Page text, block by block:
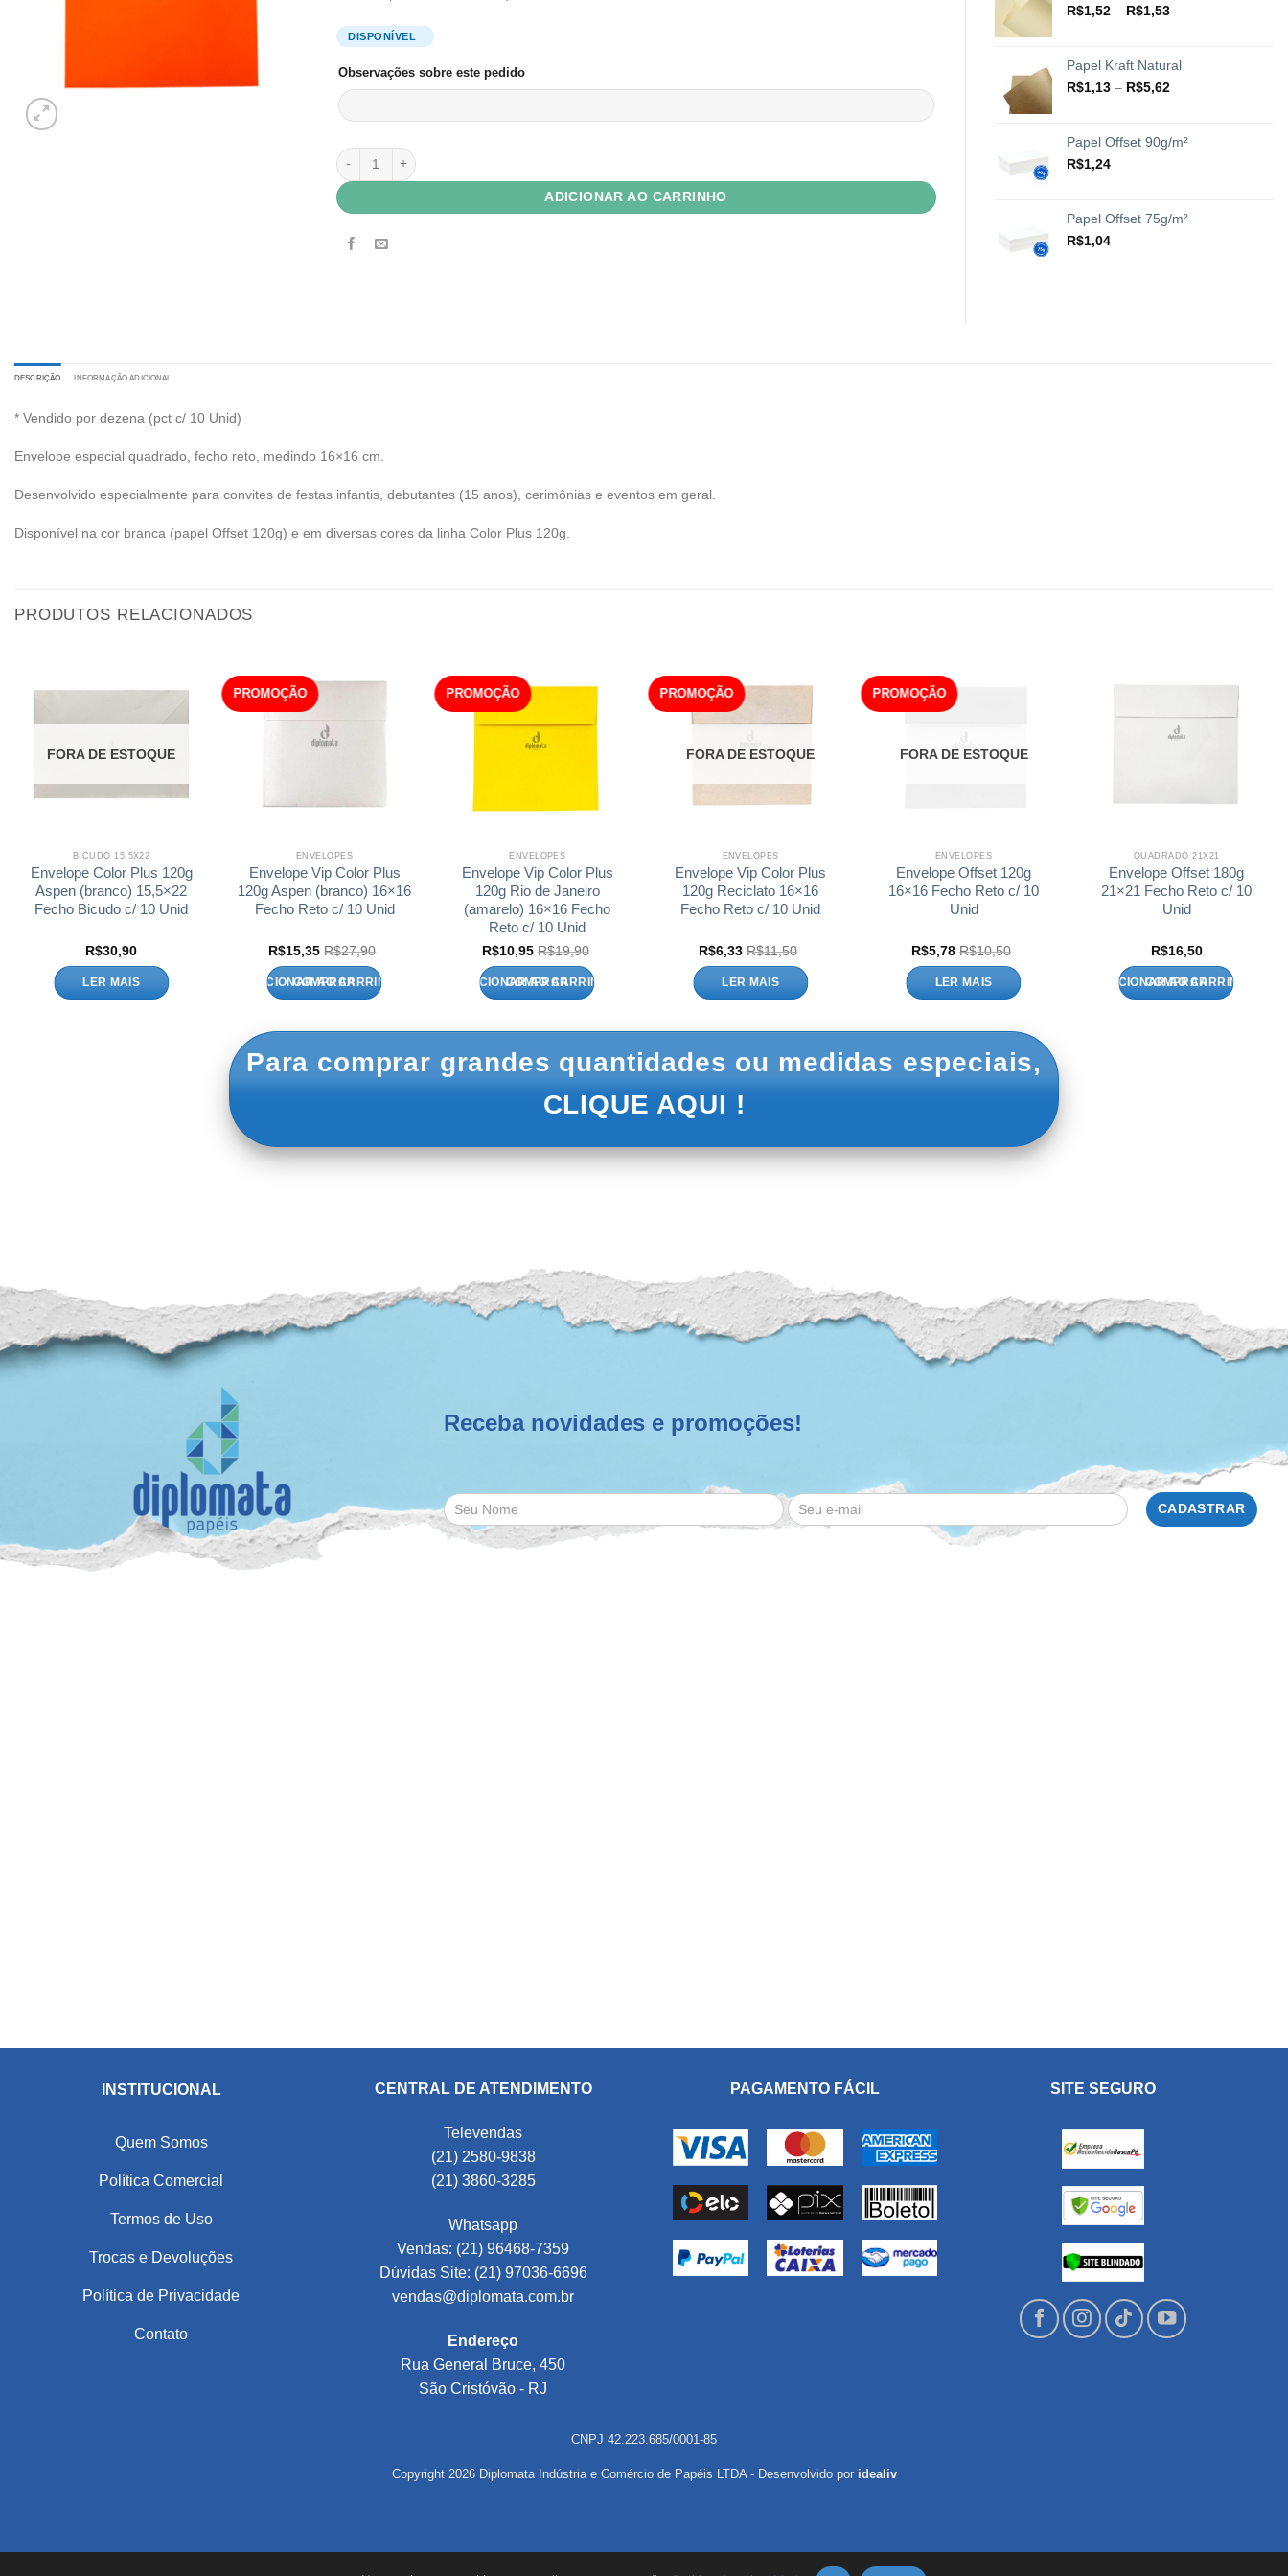
Observações sobre este pedido
Envelope Vip Color Plus 120g Cartagena (laranja) 16x16 Fecho Reto c/ 10 Unid quantidade
ADICIONAR AO CARRINHO
R$1,52 – R$1,53Faixa
R$1,52
R$1,53
Papel Kraft Natural
R$1,13 – R$5,62
R$1,13
Papel Offset 90g/m²
R$1,24
Papel Offset 75g/m²
R$1,04
DESCRIÇÃO INFORMAÇÃO ADICIONAL
* Vendido por dezena (pct c/ 10 Unid)
Envelope especial quadrado, fecho reto, medindo 16×16 cm.
Desenvolvido especialmente para convites de festas infantis, debutantes (15 anos), cerimônias e eventos em geral.
Disponível na cor branca (papel Offset 120g) e em diversas cores da linha Color Plus 120g.
PRODUTOS RELACIONADOS
FORA DE ESTOQUE
BICUDO 15,5X22
Envelope Color Plus 120g
Aspen (branco) 15,5×22
Fecho Bicudo c/ 10 Unid
R$30,90
LER MAIS
PROMOÇÃO
ENVELOPES
Envelope Vip Color Plus
120g Aspen (branco) 16×16
Fecho Reto c/ 10 Unid
R$15,35 R$27,90
ADICIONAR AO CARRINHO
PROMOÇÃO
ENVELOPES
Envelope Vip Color Plus
120g Rio de Janeiro
(amarelo) 16×16 Fecho
Reto c/ 10 Unid
R$10,95 R$19,90
ADICIONAR AO CARRINHO
PROMOÇÃO
FORA DE ESTOQUE
ENVELOPES
Envelope Vip Color Plus
120g Reciclato 16×16
Fecho Reto c/ 10 Unid
R$6,33 R$11,50
LER MAIS
PROMOÇÃO
FORA DE ESTOQUE
ENVELOPES
Envelope Offset 120g
16×16 Fecho Reto c/ 10
Unid
R$5,78 R$10,50
LER MAIS
QUADRADO 21X21
Envelope Offset 180g
21×21 Fecho Reto c/ 10
Unid
R$16,50
ADICIONAR AO CARRINHO
Para comprar grandes quantidades ou medidas especiais,
CLIQUE AQUI !
Receba novidades e promoções!
INSTITUCIONAL
Quem Somos
Política Comercial
Termos de Uso
Trocas e Devoluções
Política de Privacidade
Contato
CENTRAL DE ATENDIMENTO
Televendas
(21) 2580-9838
(21) 3860-3285
Whatsapp
Vendas: (21) 96468-7359
Dúvidas Site: (21) 97036-6696
vendas@diplomata.com.br
Endereço
Rua General Bruce, 450
São Cristóvão - RJ
PAGAMENTO FÁCIL SITE SEGURO
CNPJ 42.223.685/0001-85
Copyright 2026 Diplomata Indústria e Comércio de Papéis LTDA - Desenvolvido por idealiv